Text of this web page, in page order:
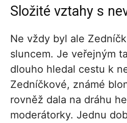
Složité vztahy s
Ne vždy byl ale
sluncem. Je veřejným
dlouho hledal cestu k
Zedníčkové, známé
rovněž dala na dráhu
moderátorky. Jednu